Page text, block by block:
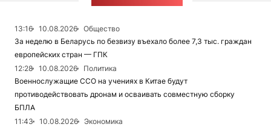
13:16 10.08.2026
Общество
За неделю в Беларусь по безвизу въехало более 7,3 тыс. граждан
европейских стран — ГПК
12:28
10.08.2026
Политика
Военнослужащие ССО на учениях в Китае будут
противодействовать дронам и осваивать совместную сборку
БПЛА
11:43
10.08.2026
Экономика